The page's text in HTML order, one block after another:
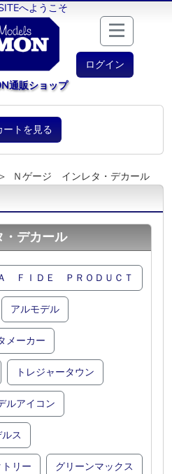
へようこそ
ログイン
通販ショップ
ートを見る
Ｎゲージ インレタ・デカール
デカール
ＦＩＤＥ ＰＲＯＤＵＣＴ
アルモデル
メーカー
トレジャータウン
ルアイコン
ス
リー グリーンマックス